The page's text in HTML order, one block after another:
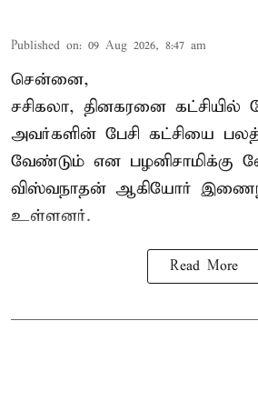
Published on: 09 Aug 2026, 8:47 am
சென்னை,
சசிகலா, தினகரனை
அவர்களின் பேசி கட்சியை
வேண்டும் என பழனிசாமிக்கு
விஸ்வநாதன் ஆகியோர்
உள்ளனர்.
Read More